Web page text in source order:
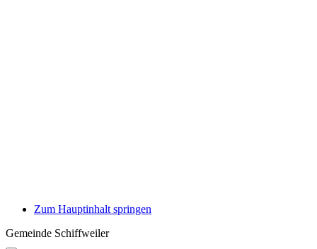
Zum Hauptinhalt springen
Gemeinde Schiffweiler